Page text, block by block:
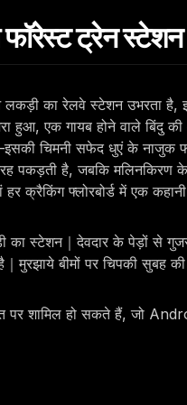
ट्रेन स्टेशन
का रेलवे स्टेशन उभरता है,
हुआ, एक गायब होने वाले
चिमनी सफेद धुएं के
पकड़ती है, जबकि
फ्लोरबोर्ड में एक कहानी
स्टेशन｜देवदार के पेड़ों से
｜मुरझाये बीमों पर चिपकी
शामिल हो सकते हैं, जो